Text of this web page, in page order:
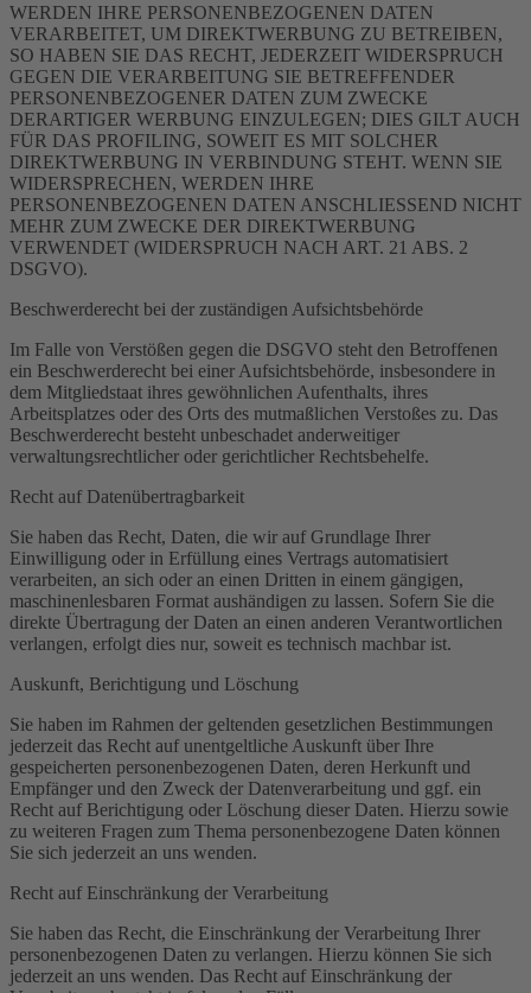
WERDEN IHRE PERSONENBEZOGENEN DATEN
VERARBEITET, UM DIREKTWERBUNG ZU BETREIBEN,
SO HABEN SIE DAS RECHT, JEDERZEIT WIDERSPRUCH
GEGEN DIE VERARBEITUNG SIE BETREFFENDER
PERSONENBEZOGENER DATEN ZUM ZWECKE
DERARTIGER WERBUNG EINZULEGEN; DIES GILT AUCH
FÜR DAS PROFILING, SOWEIT ES MIT SOLCHER
DIREKTWERBUNG IN VERBINDUNG STEHT. WENN SIE
WIDERSPRECHEN, WERDEN IHRE
PERSONENBEZOGENEN DATEN ANSCHLIESSEND NICHT
MEHR ZUM ZWECKE DER DIREKTWERBUNG
VERWENDET (WIDERSPRUCH NACH ART. 21 ABS. 2
DSGVO).
Beschwerde­recht bei der zuständigen Aufsichts­behörde
Im Falle von Verstößen gegen die DSGVO steht den Betroffenen
ein Beschwerderecht bei einer Aufsichtsbehörde, insbesondere in
dem Mitgliedstaat ihres gewöhnlichen Aufenthalts, ihres
Arbeitsplatzes oder des Orts des mutmaßlichen Verstoßes zu. Das
Beschwerderecht besteht unbeschadet anderweitiger
verwaltungsrechtlicher oder gerichtlicher Rechtsbehelfe.
Recht auf Daten­übertrag­barkeit
Sie haben das Recht, Daten, die wir auf Grundlage Ihrer
Einwilligung oder in Erfüllung eines Vertrags automatisiert
verarbeiten, an sich oder an einen Dritten in einem gängigen,
maschinenlesbaren Format aushändigen zu lassen. Sofern Sie die
direkte Übertragung der Daten an einen anderen Verantwortlichen
verlangen, erfolgt dies nur, soweit es technisch machbar ist.
Auskunft, Berichtigung und Löschung
Sie haben im Rahmen der geltenden gesetzlichen Bestimmungen
jederzeit das Recht auf unentgeltliche Auskunft über Ihre
gespeicherten personenbezogenen Daten, deren Herkunft und
Empfänger und den Zweck der Datenverarbeitung und ggf. ein
Recht auf Berichtigung oder Löschung dieser Daten. Hierzu sowie
zu weiteren Fragen zum Thema personenbezogene Daten können
Sie sich jederzeit an uns wenden.
Recht auf Einschränkung der Verarbeitung
Sie haben das Recht, die Einschränkung der Verarbeitung Ihrer
personenbezogenen Daten zu verlangen. Hierzu können Sie sich
jederzeit an uns wenden. Das Recht auf Einschränkung der